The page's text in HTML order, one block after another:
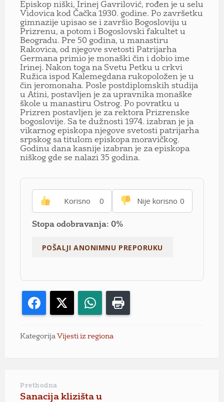
Episkop niški, Irinej Gavrilović, rođen je u selu
Vidovica kod Čačka 1930. godine. Po završetku
gimnazije upisao se i završio Bogosloviju u
Prizrenu, a potom i Bogoslovski fakultet u
Beogradu. Pre 50 godina, u manastiru
Rakovica, od njegove svetosti Patrijarha
Germana primio je monaški čin i dobio ime
Irinej. Nakon toga na Svetu Petku u crkvi
Ružica ispod Kalemegdana rukopoložen je u
čin jeromonaha. Posle postdiplomskih studija
u Atini, postavljen je za upravnika monaške
škole u manastiru Ostrog. Po povratku u
Prizren postavljen je za rektora Prizrenske
bogoslovije. Sa te dužnosti 1974. izabran je ja
vikarnog episkopa njegove svetosti patrijarha
srpskog sa titulom episkopa moravičkog.
Godinu dana kasnije izabran je za episkopa
niškog gde se nalazi 35 godina.
Korisno 0 Nije korisno 0
Stopa odobravanja: 0%
Facebook WhatsApp
Kategorija Vijesti iz regiona
Prethodna
Sanacija klizišta u